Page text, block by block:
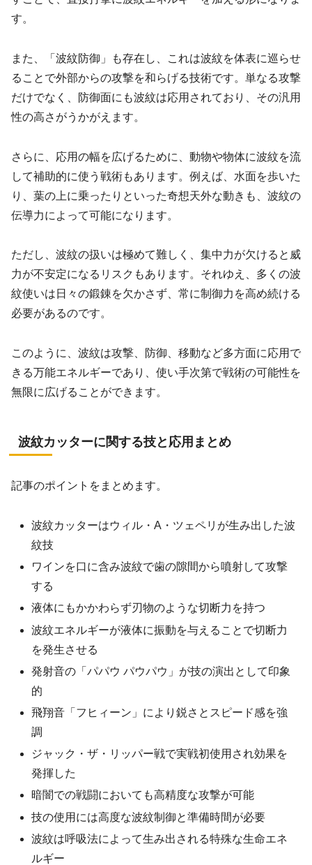
す。
また、「波紋防御」も存在し、これは波紋を体表に巡らせ
ることで外部からの攻撃を和らげる技術です。単なる攻撃
だけでなく、防御面にも波紋は応用されており、その汎用
性の高さがうかがえます。
さらに、応用の幅を広げるために、動物や物体に波紋を流
して補助的に使う戦術もあります。例えば、水面を歩いた
り、葉の上に乗ったりといった奇想天外な動きも、波紋の
伝導力によって可能になります。
ただし、波紋の扱いは極めて難しく、集中力が欠けると威
力が不安定になるリスクもあります。それゆえ、多くの波
紋使いは日々の鍛錬を欠かさず、常に制御力を高め続ける
必要があるのです。
このように、波紋は攻撃、防御、移動など多方面に応用で
きる万能エネルギーであり、使い手次第で戦術の可能性を
無限に広げることができます。
波紋カッターに関する技と応用まとめ
記事のポイントをまとめます。
波紋カッターはウィル・A・ツェペリが生み出した波
紋技
ワインを口に含み波紋で歯の隙間から噴射して攻撃
する
液体にもかかわらず刃物のような切断力を持つ
波紋エネルギーが液体に振動を与えることで切断力
を発生させる
発射音の「パパウ パウパウ」が技の演出として印象
的
飛翔音「フヒィーン」により鋭さとスピード感を強
調
ジャック・ザ・リッパー戦で実戦初使用され効果を
発揮した
暗闇での戦闘においても高精度な攻撃が可能
技の使用には高度な波紋制御と準備時間が必要
波紋は呼吸法によって生み出される特殊な生命エネ
ルギー